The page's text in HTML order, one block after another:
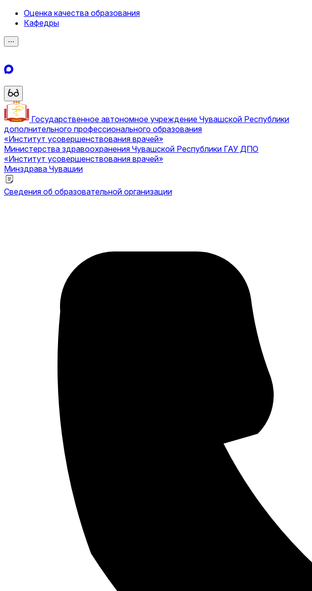
Оценка качества образования
Кафедры
⋯
Государственное автономное учреждение Чувашской Республики
дополнительного профессионального образования
«Институт усовершенствования врачей»
Министерства здравоохранения Чувашской Республики ГАУ ДПО
«Институт усовершенствования врачей»
Минздрава Чувашии
Сведения об образовательной организации